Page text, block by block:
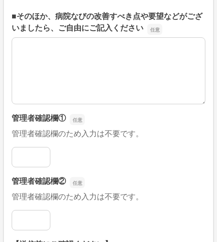
■そのほか、病院なびの改善すべき点や要望などがござ
いましたら、ご自由にご記入ください
■そのほか、病院なびの改善すべき点や要望などがござい
管理者確認欄①
管理者確認欄のため入力は不要です。
管理者確認欄①
管理者確認欄②
管理者確認欄のため入力は不要です。
管理者確認欄②